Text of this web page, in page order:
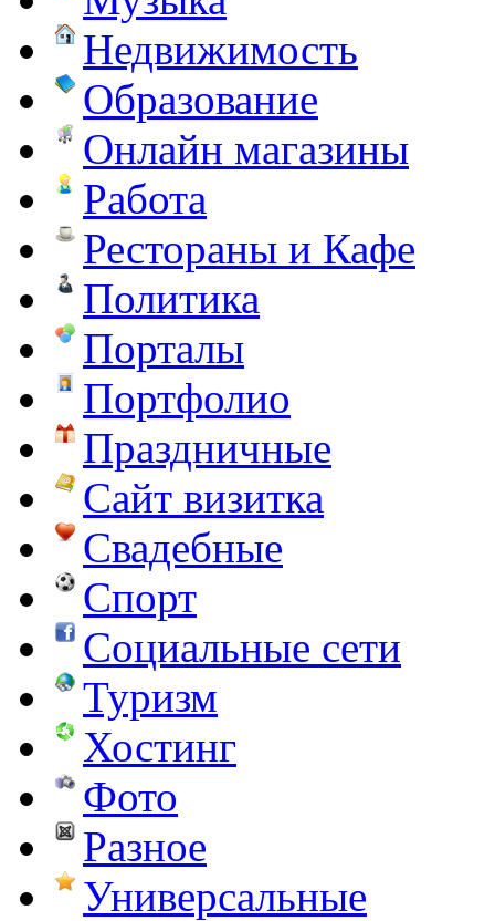
Недвижимость
Образование
Онлайн магазины
Работа
Рестораны и Кафе
Политика
Порталы
Портфолио
Праздничные
Сайт визитка
Свадебные
Спорт
Социальные сети
Туризм
Хостинг
Фото
Разное
Универсальные